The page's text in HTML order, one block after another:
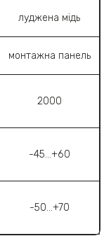
луджена мідь
монтажна панель
2000
-45…+60
-50…+70